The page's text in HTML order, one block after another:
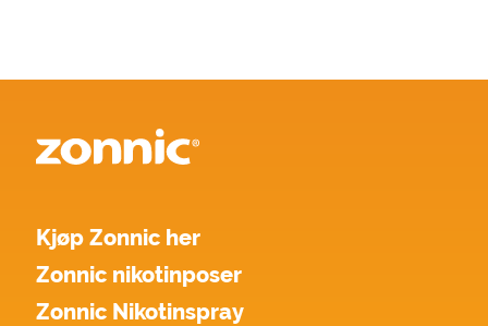
Kjøp Zonnic her
Zonnic nikotinposer
Zonnic Nikotinspray